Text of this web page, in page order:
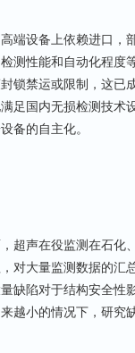
设备上依赖进口，
测性能和自动化程度
锁禁运或限制，这已
足国内无损检测技术
备的自主化。
声在役监测在石化
对大量监测数据的汇
缺陷对于结构安全性
越小的情况下，研究